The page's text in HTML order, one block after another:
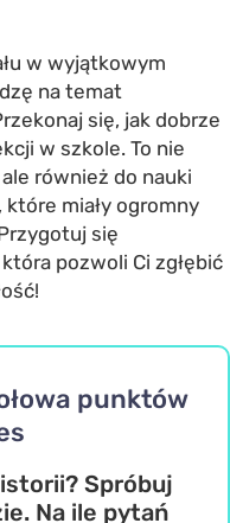
w wyjątkowym
na temat
się, jak dobrze
w szkole. To nie
również do nauki
miały ogromny
się
pozwoli Ci zgłębić
punktów
Spróbuj
Na ile pytań